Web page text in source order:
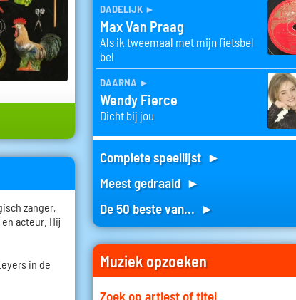
zanger,
acteur. Hij
in de
dadelijk ►
Max Van Praag
Als ik tweemaal met mijn fietsbel
bel
daarna ►
Wendy Fierce
Dicht bij jou
Complete speellijst ►
Meest gedraaid ►
De 50 beste van... ►
Muziek opzoeken
Zoek op artiest of titel